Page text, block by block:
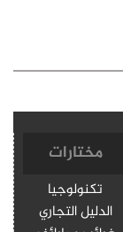
مختارات
تكنولوجيا
الدليل التجاري